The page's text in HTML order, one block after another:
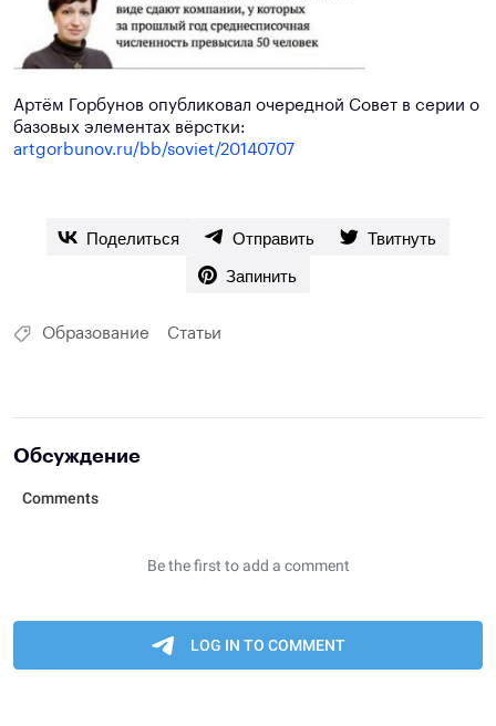
Артём Горбунов опубликовал очередной Совет в серии о
базовых элементах вёрстки:
artgorbunov.ru/bb/soviet/20140707
Поделиться Отправить
Твитнуть
Запинить
Образование Статьи
Обсуждение